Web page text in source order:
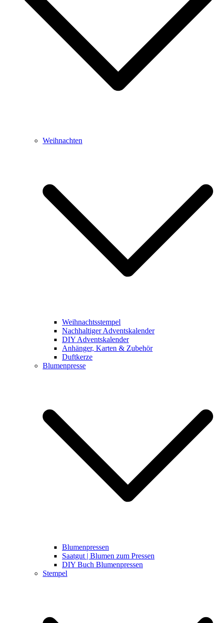
Weihnachten
Weihnachtsstempel
Nachhaltiger Adventskalender
DIY Adventskalender
Anhänger, Karten & Zubehör
Duftkerze
Blumenpresse
Blumenpressen
Saatgut | Blumen zum Pressen
DIY Buch Blumenpressen
Stempel